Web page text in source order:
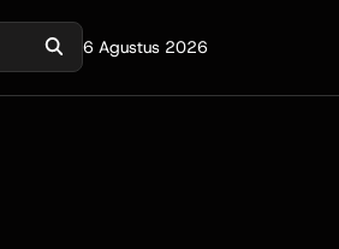
6 Agustus 2026